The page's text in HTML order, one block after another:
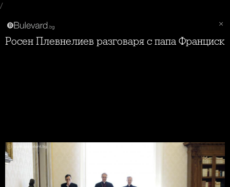
/
Росен Плевнелиев разговаря с папа Франциск